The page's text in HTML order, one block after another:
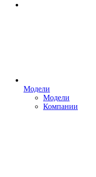
Модели
Модели
Компании